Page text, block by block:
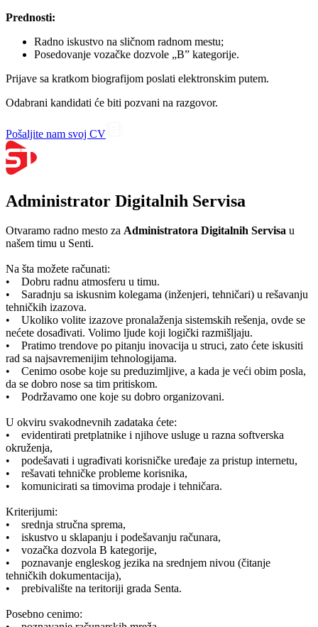
Prednosti:
Radno iskustvo na sličnom radnom mestu;
Posedovanje vozačke dozvole „B” kategorije.
Prijave sa kratkom biografijom poslati elektronskim putem.
Odabrani kandidati će biti pozvani na razgovor.
Pošaljite nam svoj CV
Administrator Digitalnih Servisa
Otvaramo radno mesto za Administratora Digitalnih Servisa u
našem timu u Senti.
Na šta možete računati:
• Dobru radnu atmosferu u timu.
• Saradnju sa iskusnim kolegama (inženjeri, tehničari) u rešavanju
tehničkih izazova.
• Ukoliko volite izazove pronalaženja sistemskih rešenja, ovde se
nećete dosađivati. Volimo ljude koji logički razmišljaju.
• Pratimo trendove po pitanju inovacija u struci, zato ćete iskusiti
rad sa najsavremenijim tehnologijama.
• Cenimo osobe koje su preduzimljive, a kada je veći obim posla,
da se dobro nose sa tim pritiskom.
• Podržavamo one koje su dobro organizovani.
U okviru svakodnevnih zadataka ćete:
• evidentirati pretplatnike i njihove usluge u razna softverska
okruženja,
• podešavati i ugrađivati korisničke uređaje za pristup internetu,
• rešavati tehničke probleme korisnika,
• komunicirati sa timovima prodaje i tehničara.
Kriterijumi:
• srednja stručna sprema,
• iskustvo u sklapanju i podešavanju računara,
• vozačka dozvola B kategorije,
• poznavanje engleskog jezika na srednjem nivou (čitanje
tehničkih dokumentacija),
• prebivalište na teritoriji grada Senta.
Posebno cenimo: